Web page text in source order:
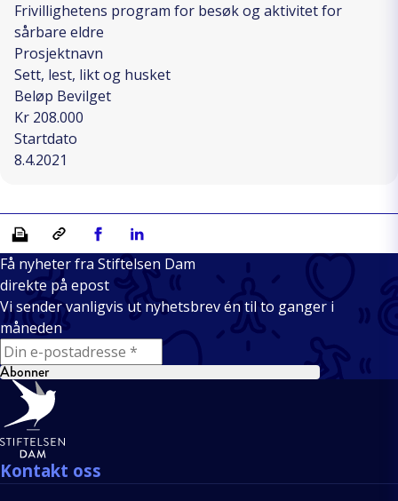
Frivillighetens program for besøk og aktivitet for
sårbare eldre
Prosjektnavn
Sett, lest, likt og husket
Beløp Bevilget
Kr 208.000
Startdato
8.4.2021
Skriv ut Kopiera länkDel på Facebook
Del på Linkedin
Få nyheter fra Stiftelsen Dam
direkte på epost
Vi sender vanligvis ut nyhetsbrev én til to ganger i
måneden
E-mail
Abonner
Bunntekst
Kontakt oss